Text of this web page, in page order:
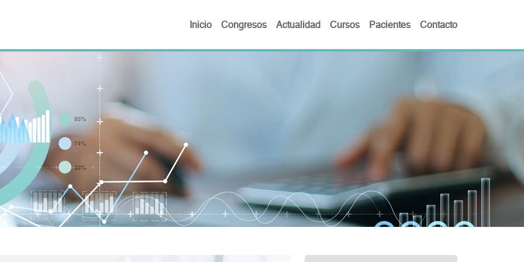
Inicio Congresos Actualidad Cursos Pacientes Contacto